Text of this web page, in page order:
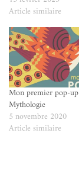
Article similaire
Mon premier pop-up
Mythologie
5 novembre 2020
Article similaire